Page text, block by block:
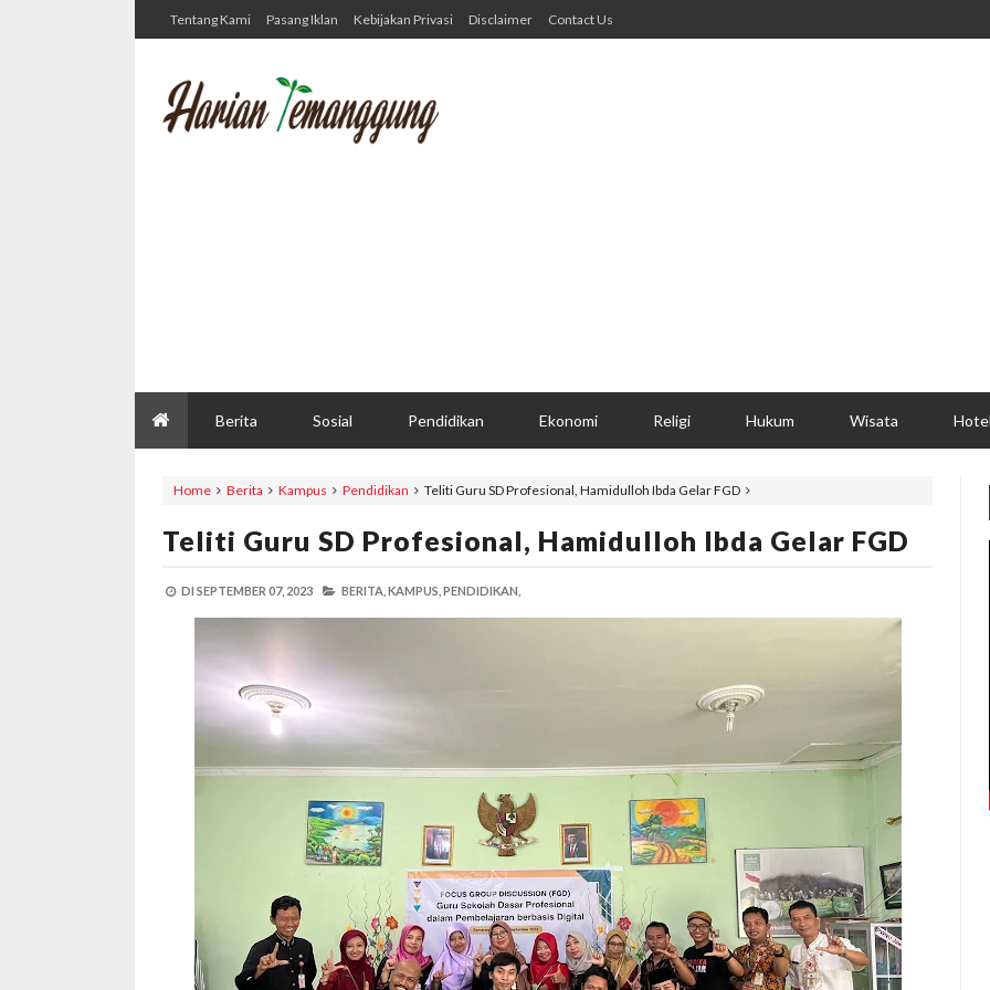
Tentang Kami Pasang Iklan Kebijakan Privasi Disclaimer Contact Us
Berita Sosial Pendidikan Ekonomi Religi Hukum Wisata Hotel
Home Berita Kampus Pendidikan Teliti Guru SD Profesional, Hamidulloh Ibda Gelar FGD
Teliti Guru SD Profesional, Hamidulloh Ibda Gelar FGD
DI SEPTEMBER 07, 2023 BERITA, KAMPUS, PENDIDIKAN,